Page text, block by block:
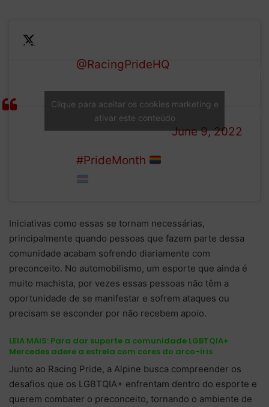
proud to
@RacingPrideHQ
promote LGBTQ+
inclusion through
#PrideMonth
Team
(@AlpineF1Team)
June 9, 2022
Clique para aceitar os cookies marketing e
ativar este conteúdo
Iniciativas como essas se tornam necessárias,
principalmente quando pessoas que fazem parte dessa
comunidade acabam sofrendo diariamente com
preconceito. No automobilismo, um esporte que ainda é
muito machista, por vezes essas pessoas não têm a
oportunidade de se manifestar e sofrem ataques ou
precisam se esconder por não recebem apoio.
LEIA MAIS: Para dar suporte a comunidade LGBTQIA+
Mercedes adere a estrela com cores do arco-íris
Junto ao Racing Pride, a Alpine busca compreender os
desafios que os LGBTQIA+ enfrentam dentro do esporte e
querem combater o preconceito, tornando o ambiente de